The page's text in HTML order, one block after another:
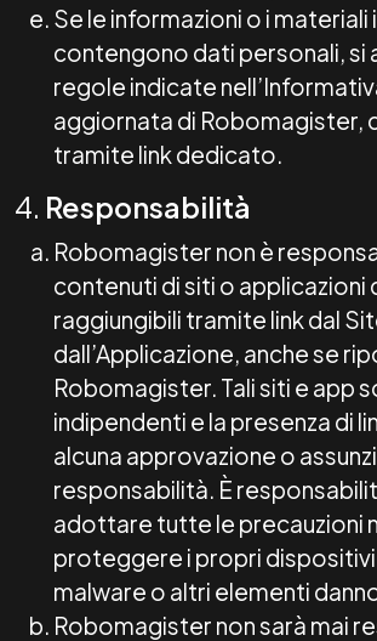
Se le informazioni o i materiali
contengono dati personali, si
regole indicate
aggiornata di Robomagister,
tramite link dedicato.
4. Responsabilità
Robomagister non è
contenuti di siti o applicazioni
raggiungibili tramite link dal
dall’Applicazione, anche se
Robomagister. Tali siti e app
indipendenti e la presenza di
alcuna approvazione o
responsabilità. È
adottare tutte le precauzioni
proteggere i propri dispositivi
malware o altri elementi
Robomagister non sarà mai